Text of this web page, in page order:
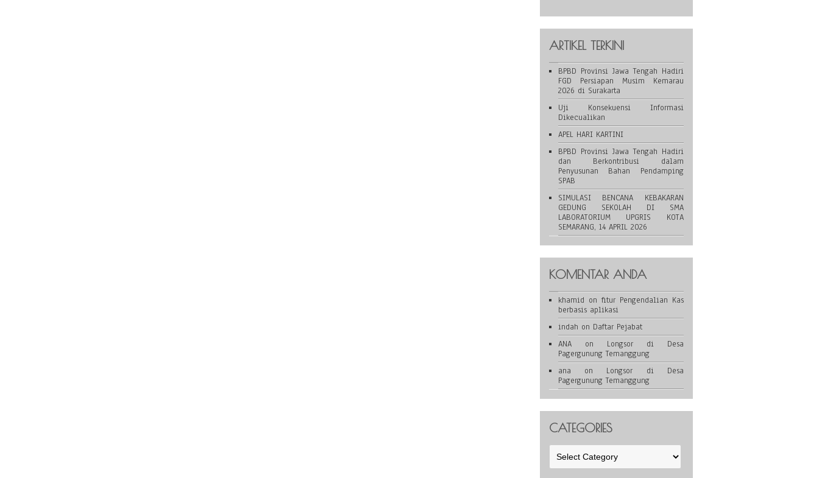
ARTIKEL TERKINI
BPBD Provinsi Jawa Tengah Hadiri
FGD Persiapan Musim Kemarau
2026 di Surakarta
Uji Konsekuensi Informasi
Dikecualikan
APEL HARI KARTINI
BPBD Provinsi Jawa Tengah Hadiri
dan Berkontribusi dalam
Penyusunan Bahan Pendamping
SPAB
SIMULASI BENCANA KEBAKARAN
GEDUNG SEKOLAH DI SMA
LABORATORIUM UPGRIS KOTA
SEMARANG, 14 APRIL 2026
KOMENTAR ANDA
khamid on fitur Pengendalian Kas
berbasis aplikasi
indah on Daftar Pejabat
ANAon Longsor di Desa
Pagergunung Temanggung
ana on Longsor di Desa
Pagergunung Temanggung
CATEGORIES
Categories